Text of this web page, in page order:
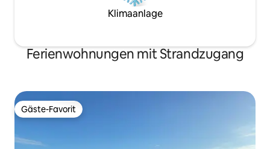
Klimaanlage
Ferienwohnungen mit Strandzugang
Gäste-Favorit
Gäste-Favorit